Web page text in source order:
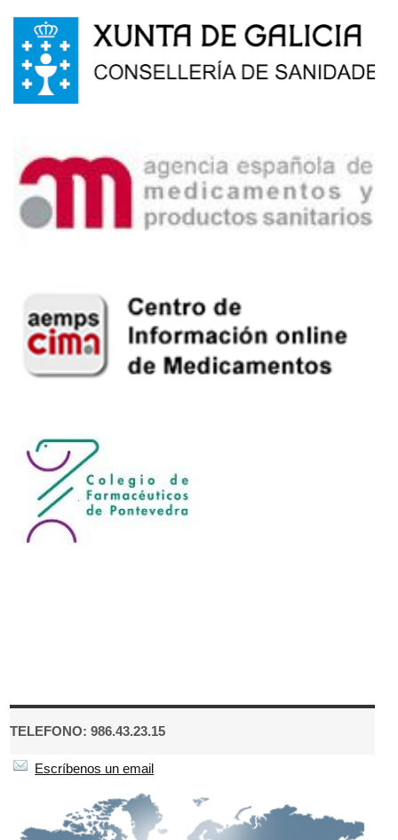
TELEFONO: 986.43.23.15
Escríbenos un email